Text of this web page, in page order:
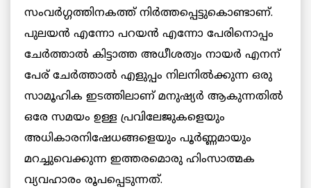
സംവര്‍ഗ്ഗത്തിനകത്ത് നിര്‍ത്തപ്പെട്ടുകൊണ്ടാണ്.
പുലയന്‍ എന്നോ പറയന്‍ എന്നോ പേരിനൊപ്പം
ചേര്‍ത്താല്‍ കിട്ടാത്ത അധീശത്വം നായര്‍ എനന്
പേര് ചേര്‍ത്താല്‍ എളുപ്പം നിലനില്‍ക്കുന്ന ഒരു
സാമൂഹിക ഇടത്തിലാണ് മനുഷ്യര്‍ ആകുന്നതില്‍
ഒരേ സമയം ഉള്ള പ്രവിലേജുകളെയും
അധികാരനിഷേധങ്ങളെയും പൂര്‍ണ്ണമായും
മറച്ചുവെക്കുന്ന ഇത്തരമൊരു ഹിംസാത്മക
വ്യവഹാരം രൂപപ്പെടുന്നത്.